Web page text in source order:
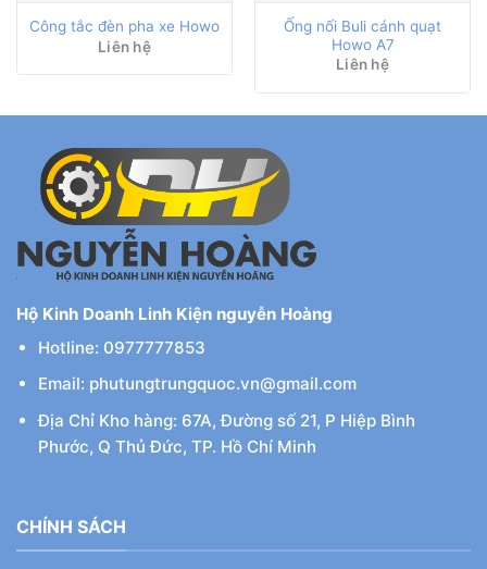
Công tắc đèn pha xe Howo
Liên hệ
Ống nối Buli cánh quạt
Howo A7
Liên hệ
Hộ Kinh Doanh Linh Kiện nguyễn Hoàng
Hotline: 0977777853
Email: phutungtrungquoc.vn@gmail.com
Địa Chỉ Kho hàng: 67A, Đường số 21, P Hiệp Bình
Phước, Q Thủ Đức, TP. Hồ Chí Minh
CHÍNH SÁCH